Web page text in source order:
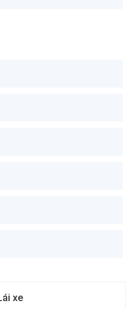
trị rủi ro thị trường
xe